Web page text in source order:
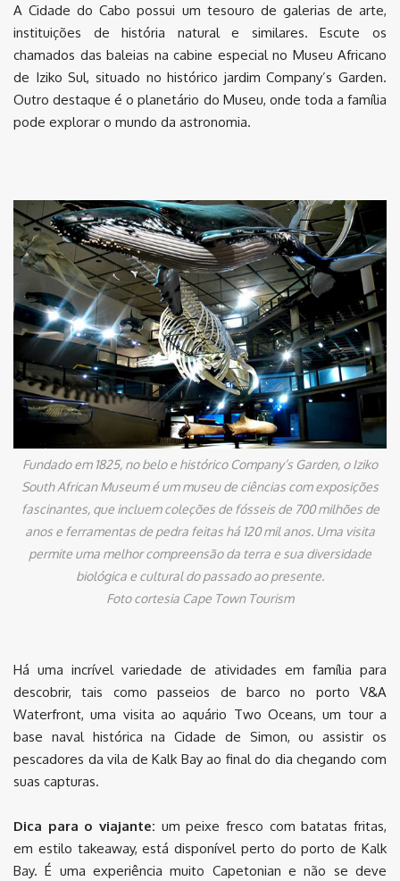
A Cidade do Cabo possui um tesouro de galerias de arte,
instituições de história natural e similares. Escute os
chamados das baleias na cabine especial no Museu Africano
de Iziko Sul, situado no histórico jardim Company’s Garden.
Outro destaque é o planetário do Museu, onde toda a família
pode explorar o mundo da astronomia.
Fundado em 1825, no belo e histórico Company’s Garden, o Iziko
South African Museum é um museu de ciências com exposições
fascinantes, que incluem coleções de fósseis de 700 milhões de
anos e ferramentas de pedra feitas há 120 mil anos. Uma visita
permite uma melhor compreensão da terra e sua diversidade
biológica e cultural do passado ao presente.
Foto cortesia Cape Town Tourism
Há uma incrível variedade de atividades em família para
descobrir, tais como passeios de barco no porto V&A
Waterfront, uma visita ao aquário Two Oceans, um tour a
base naval histórica na Cidade de Simon, ou assistir os
pescadores da vila de Kalk Bay ao final do dia chegando com
suas capturas.
Dica para o viajante: um peixe fresco com batatas fritas,
em estilo takeaway, está disponível perto do porto de Kalk
Bay. É uma experiência muito Capetonian e não se deve